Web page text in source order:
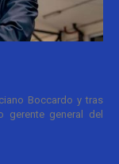
Boccardo y tras
gerente general del